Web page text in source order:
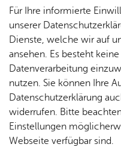
Rat­
haus &
Bür­
ger­
ser­vice
Rat­
häu­ser
& Orts­
ver­
wal­
Nach­
rich­
ten,
Vi­de­os
& Bil­
der
Me­di­
en­in­
for­ma­
tio­nen
Die 60 m x 27 m große
kann in vier gleich
unterteilt werden. Neben
Halle ausreichend Platz
Vereinssportarten.
Ansprechpartnerin für
Für Ihre informierte
unserer
Dienste, welche wir auf
ansehen. Es besteht
Datenverarbeitung
nutzen. Sie können Ihre
Datenschutzerklärung
widerrufen. Bitte
Einstellungen
Webseite verfügbar sind.